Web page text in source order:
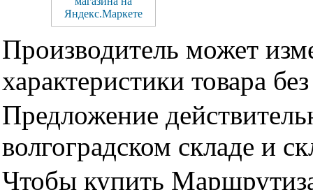
Производитель может
характеристики товара
Предложение
волгоградском складе и
Чтобы купить